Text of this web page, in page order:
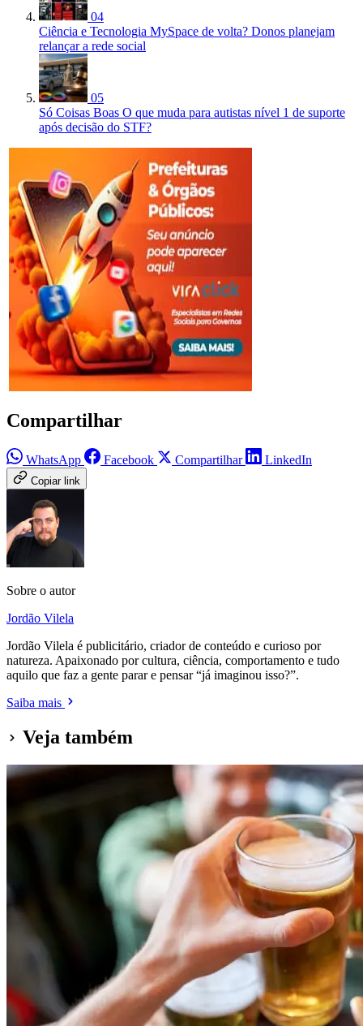
04
Ciência e Tecnologia MySpace de volta? Donos planejam
relançar a rede social
05
Só Coisas Boas O que muda para autistas nível 1 de suporte
após decisão do STF?
Compartilhar
WhatsApp Facebook Compartilhar LinkedIn
Copiar link
Sobre o autor
Jordão Vilela
Jordão Vilela é publicitário, criador de conteúdo e curioso por
natureza. Apaixonado por cultura, ciência, comportamento e tudo
aquilo que faz a gente parar e pensar “já imaginou isso?”.
Saiba mais
Veja também